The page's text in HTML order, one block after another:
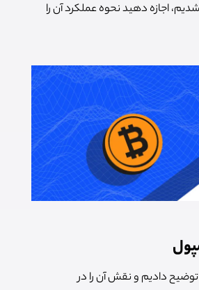
اجازه دهید نحوه عملکرد آن را
دادیم و نقش آن را در